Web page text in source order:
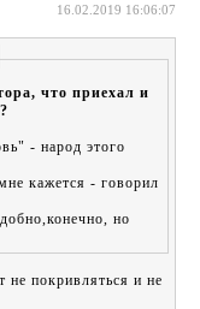
16.02.2019 16:06:07
что приехал и
- народ этого
кажется - говорил
но
не покривляться и не